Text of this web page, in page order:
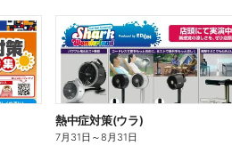
熱中症対策(ウラ)
7月31日 ～8月31日